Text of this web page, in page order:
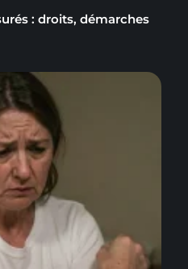
: droits, démarches